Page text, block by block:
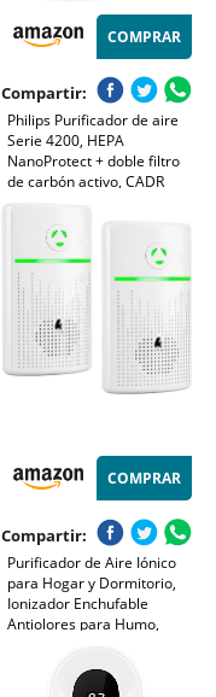
COMPRAR
Compartir:
Philips Purificador de aire
Serie 4200, HEPA
NanoProtect + doble filtro
de carbón activo, CADR
600m³/h para 156m², ultra
silencioso, inteligente y de
bajo consumo (AC4221/11)
COMPRAR
Compartir:
Purificador de Aire Iónico
para Hogar y Dormitorio,
Ionizador Enchufable
Antiolores para Humo,
Purificador para Oficina y
Cocina, 2 Unidades